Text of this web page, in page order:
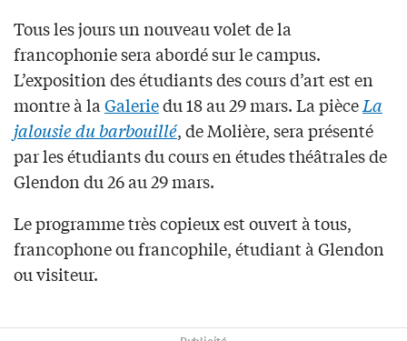
Tous les jours un nouveau volet de la
francophonie sera abordé sur le campus.
L’exposition des étudiants des cours d’art est en
montre à laGaleriedu 18 au 29 mars. La pièceLa
jalousie du barbouillé, de Molière, sera présenté
par les étudiants du cours en études théâtrales de
Glendon du 26 au 29 mars.
Le programme très copieux est ouvert à tous,
francophone ou francophile, étudiant à Glendon
ou visiteur.